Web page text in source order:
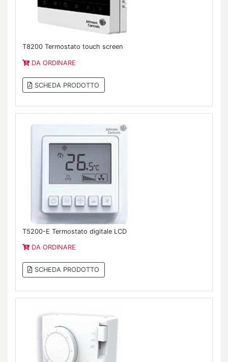
T8200 Termostato touch screen
DA ORDINARE
SCHEDA PRODOTTO
T5200-E Termostato digitale LCD
DA ORDINARE
SCHEDA PRODOTTO